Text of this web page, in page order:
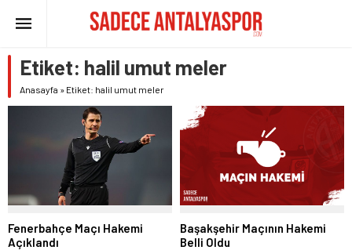
Etiket: halil umut meler
Anasayfa » Etiket: halil umut meler
Fenerbahçe Maçı Hakemi
Açıklandı
Başakşehir Maçının Hakemi
Belli Oldu